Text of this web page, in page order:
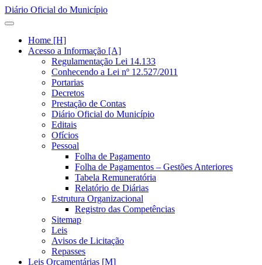
Diário Oficial do Município
Home [H]
Acesso a Informação [A]
Regulamentação Lei 14.133
Conhecendo a Lei nº 12.527/2011
Portarias
Decretos
Prestação de Contas
Diário Oficial do Município
Editais
Ofícios
Pessoal
Folha de Pagamento
Folha de Pagamentos – Gestões Anteriores
Tabela Remuneratória
Relatório de Diárias
Estrutura Organizacional
Registro das Competências
Sitemap
Leis
Avisos de Licitação
Repasses
Leis Orçamentárias [M]